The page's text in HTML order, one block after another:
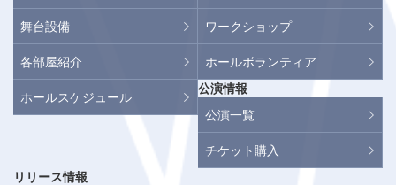
舞台設備
各部屋紹介
ホールスケジュール
ワークショップ
ホールボランティア
公演情報
公演一覧
チケット購入
リリース情報